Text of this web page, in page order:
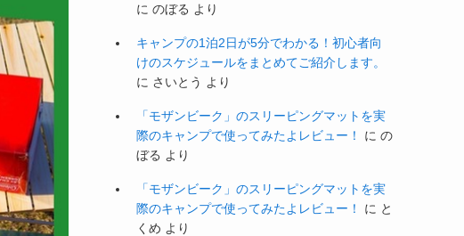
に のぼる より
キャンプの1泊2日が5分でわかる！初心者向
けのスケジュールをまとめてご紹介します。
に さいとう より
「モザンビーク」のスリーピングマットを実
際のキャンプで使ってみたよレビュー！
に の
ぼる より
「モザンビーク」のスリーピングマットを実
際のキャンプで使ってみたよレビュー！
に と
くめ より